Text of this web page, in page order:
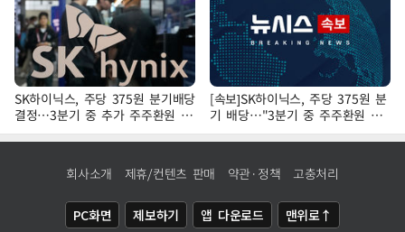
SK하이닉스, 주당 375원 분기배당
결정…3분기 중 추가 주주환원 발
표
[속보]SK하이닉스, 주당 375원 분
기 배당…"3분기 중 주주환원 방
안 확정"
회사소개 제휴/컨텐츠 판매 약관·정책 고충처리
PC화면 제보하기 앱 다운로드 맨위로↑